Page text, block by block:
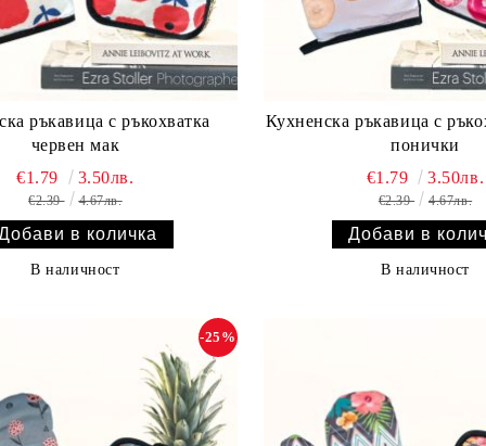
ръкавица с ръкохватка
червен мак
€1.79 3.50лв.
€2.39 4.67лв.
В наличност
Кухненска ръкавица с
понички
€1.79
3.50лв.
€2.39 4.67лв.
В наличност
-25%